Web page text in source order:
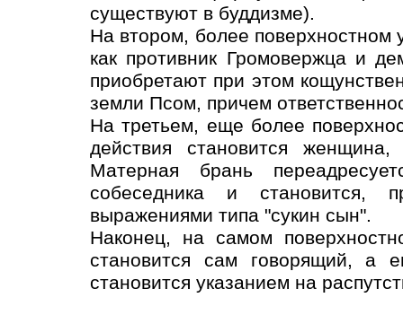
существуют в буддизме).
На втором, более поверхностном
как противник Громовержца и
приобретают при этом
земли Псом, причем
На третьем, еще более
действия становится
Матерная брань
собеседника и становится,
выражениями типа "сукин сын".
Наконец, на самом
становится сам говорящий, а
становится указанием на